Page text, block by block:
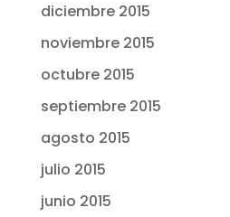
diciembre 2015
noviembre 2015
octubre 2015
septiembre 2015
agosto 2015
julio 2015
junio 2015